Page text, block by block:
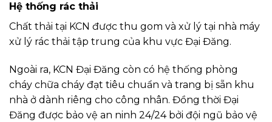
Hệ thống rác thải
Chất thải tại KCN được thu gom và xử lý tại nhà máy
xử lý rác thải tập trung của khu vực Đại Đăng.
Ngoài ra, KCN Đại Đăng còn có hệ thống phòng
cháy chữa cháy đạt tiêu chuẩn và trang bị sẵn khu
nhà ở dành riêng cho công nhân. Đồng thời Đại
Đăng được bảo vệ an ninh 24/24 bởi đội ngũ bảo vệ